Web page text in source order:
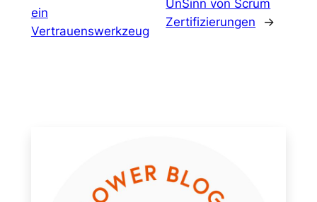
ein
Vertrauenswerkzeug
UnSinn von Scrum
Zertifizierungen
→